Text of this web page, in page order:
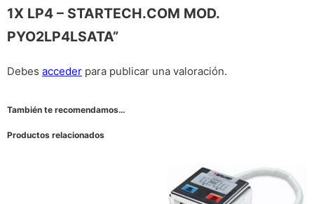
1X LP4 – STARTECH.COM MOD.
PYO2LP4LSATA”
Debes acceder para publicar una valoración.
También te recomendamos…
Productos relacionados